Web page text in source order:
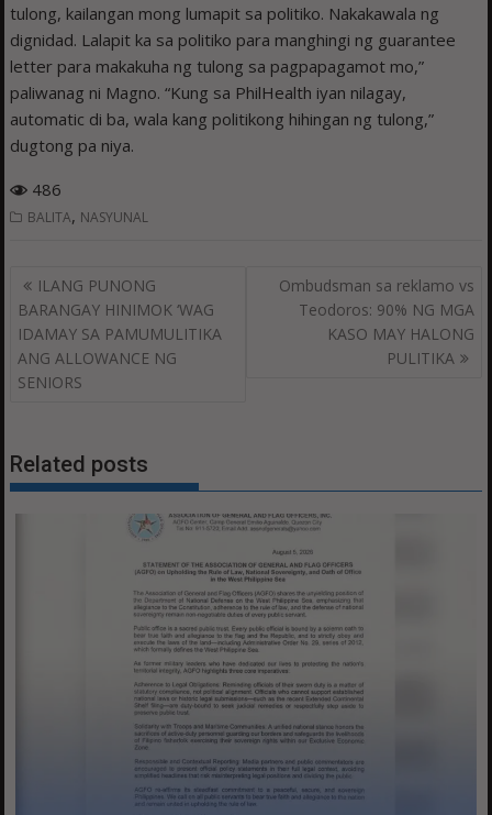
tulong, kailangan mong lumapit sa politiko. Nakakawala ng
dignidad. Lalapit ka sa politiko para manghingi ng guarantee
letter para makakuha ng tulong sa pagpapagamot mo,”
paliwanag ni Magno. “Kung sa PhilHealth iyan nilagay,
automatic di ba, wala kang politikong hihingan ng tulong,”
dugtong pa niya.
486
BALITA, NASYUNAL
Post
navigation
ILANG PUNONG
BARANGAY HINIMOK ‘WAG
IDAMAY SA PAMUMULITIKA
ANG ALLOWANCE NG
SENIORS
Ombudsman sa reklamo vs
Teodoros: 90% NG MGA
KASO MAY HALONG
PULITIKA
Related posts